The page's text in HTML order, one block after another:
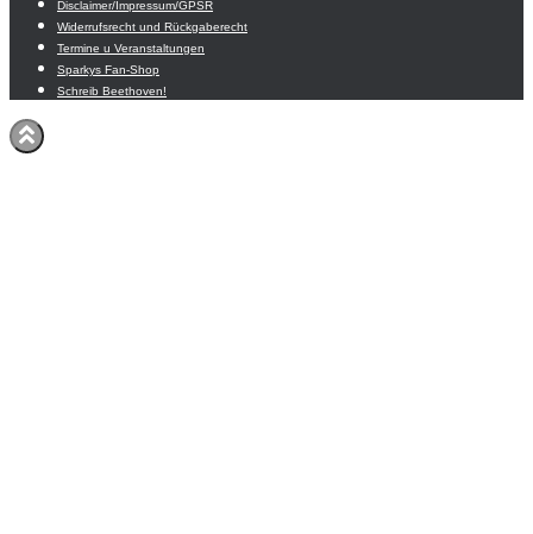
Disclaimer/Impressum/GPSR
Widerrufsrecht und Rückgaberecht
Termine u Veranstaltungen
Sparkys Fan-Shop
Schreib Beethoven!